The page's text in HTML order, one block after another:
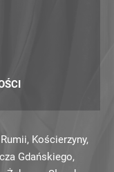
Rumii, Kościerzyny,
Gdańskiego,